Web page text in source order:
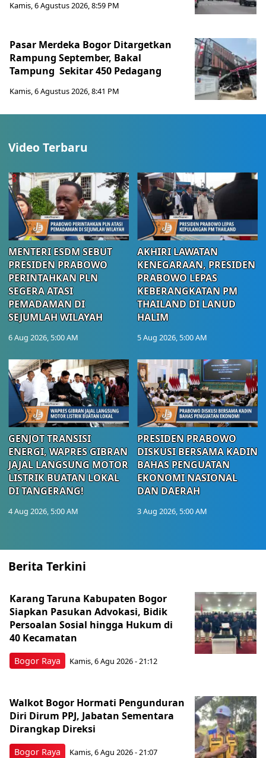
Kamis, 6 Agustus 2026, 8:59 PM
Pasar Merdeka Bogor Ditargetkan
Rampung September, Bakal
Tampung Sekitar 450 Pedagang
Kamis, 6 Agustus 2026, 8:41 PM
Video Terbaru
MENTERI ESDM SEBUT
PRESIDEN PRABOWO
PERINTAHKAN PLN
SEGERA ATASI
PEMADAMAN DI
SEJUMLAH WILAYAH
6 Aug 2026, 5:00 AM
AKHIRI LAWATAN
KENEGARAAN, PRESIDEN
PRABOWO LEPAS
KEBERANGKATAN PM
THAILAND DI LANUD
HALIM
5 Aug 2026, 5:00 AM
GENJOT TRANSISI
ENERGI, WAPRES GIBRAN
JAJAL LANGSUNG MOTOR
LISTRIK BUATAN LOKAL
DI TANGERANG!
4 Aug 2026, 5:00 AM
PRESIDEN PRABOWO
DISKUSI BERSAMA KADIN
BAHAS PENGUATAN
EKONOMI NASIONAL
DAN DAERAH
3 Aug 2026, 5:00 AM
Berita Terkini
Bogor Raya
Karang Taruna Kabupaten Bogor
Siapkan Pasukan Advokasi, Bidik
Persoalan Sosial hingga Hukum di
40 Kecamatan
Kamis, 6 Agu 2026 - 21:12
Bogor Raya
Walkot Bogor Hormati Pengunduran
Diri Dirum PPJ, Jabatan Sementara
Dirangkap Direksi
Kamis, 6 Agu 2026 - 21:07